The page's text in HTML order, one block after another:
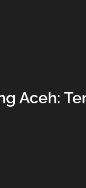
Aceh: